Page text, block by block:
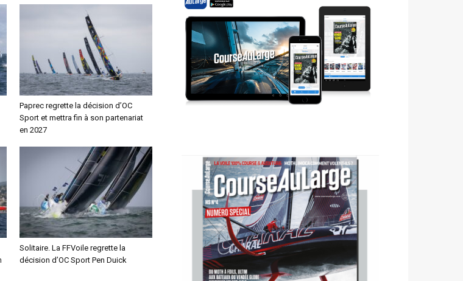
Paprec regrette la décision d’OC
Sport et mettra fin à son partenariat
en 2027
Solitaire. La FFVoile regrette la
décision d’OC Sport Pen Duick